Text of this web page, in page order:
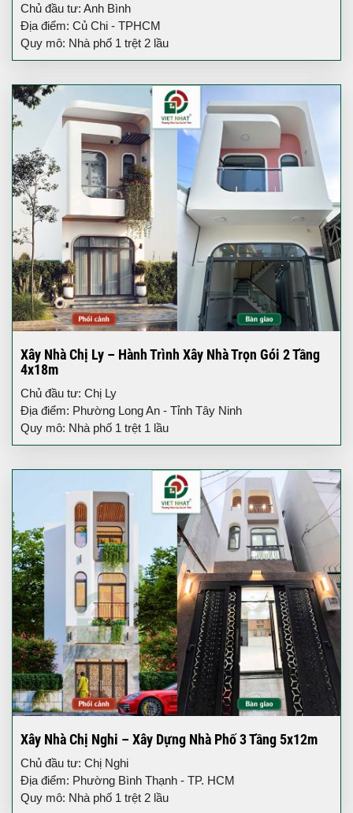
Chủ đầu tư: Anh Bình
Địa điểm: Củ Chi - TPHCM
Quy mô: Nhà phố 1 trệt 2 lầu
Xây Nhà Chị Ly – Hành Trình Xây Nhà Trọn Gói 2 Tầng
4x18m
Chủ đầu tư: Chị Ly
Địa điểm: Phường Long An - Tỉnh Tây Ninh
Quy mô: Nhà phố 1 trệt 1 lầu
Xây Nhà Chị Nghi – Xây Dựng Nhà Phố 3 Tầng 5x12m
Chủ đầu tư: Chị Nghi
Địa điểm: Phường Bình Thạnh - TP. HCM
Quy mô: Nhà phố 1 trệt 2 lầu